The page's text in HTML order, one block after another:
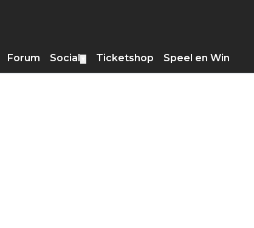
Forum Social Ticketshop Speel en Win